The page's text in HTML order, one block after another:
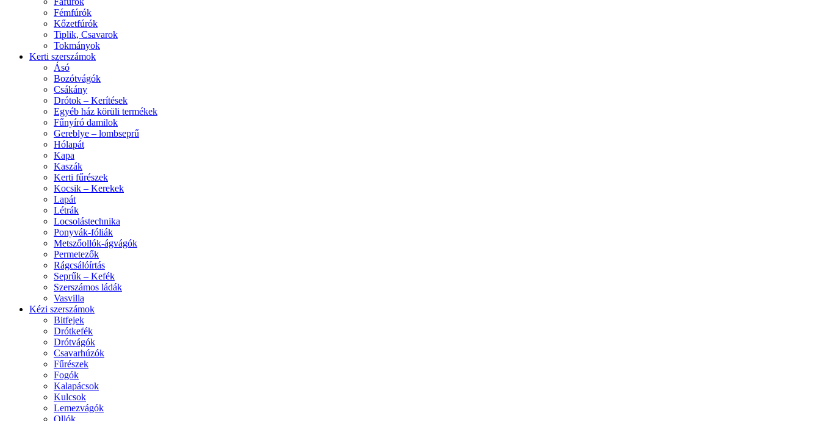
Fémfúrók
Kőzetfúrók
Tiplik, Csavarok
Tokmányok
Kerti szerszámok
Ásó
Bozótvágók
Csákány
Drótok – Kerítések
Egyéb ház körüli termékek
Fűnyíró damilok
Gereblye – lombseprű
Hólapát
Kapa
Kaszák
Kerti fűrészek
Kocsik – Kerekek
Lapát
Létrák
Locsolástechnika
Ponyvák-fóliák
Metszőollók-ágvágók
Permetezők
Rágcsálóírtás
Seprűk – Kefék
Szerszámos ládák
Vasvilla
Kézi szerszámok
Bitfejek
Drótkefék
Drótvágók
Csavarhúzók
Fűrészek
Fogók
Kalapácsok
Kulcsok
Lemezvágók
Ollók